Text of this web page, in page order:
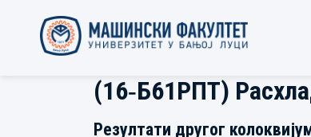
(16‐Б61РПТ)
Резултати другог